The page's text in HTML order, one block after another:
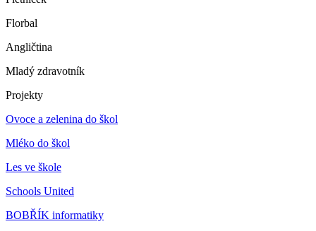
Florbal
Angličtina
Mladý zdravotník
Projekty
Ovoce a zelenina do škol
Mléko do škol
Les ve škole
Schools United
BOBŘÍK informatiky